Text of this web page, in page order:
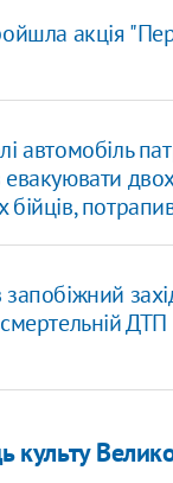
акція
автомобіль
двох
культу